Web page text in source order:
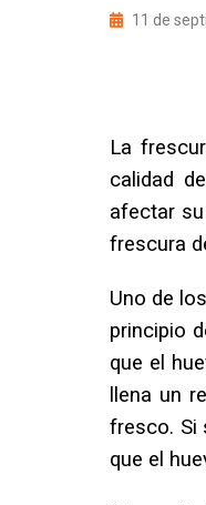
11 de
La
calidad
afectar
frescura
Uno de
principio
que el
llena un
fresco. Si
que el